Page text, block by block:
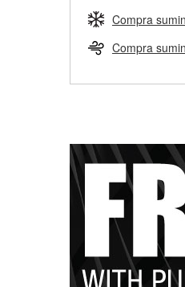
Compra
Compra